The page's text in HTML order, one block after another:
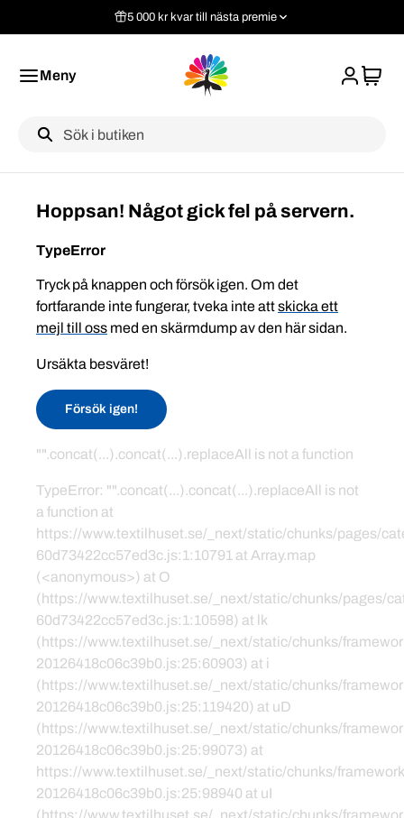
5 000 kr kvar till nästa premie
Meny
Label
Hoppsan! Något gick fel på servern.
TypeError
Tryck på knappen och försök igen. Om det
fortfarande inte fungerar, tveka inte attskicka ett
mejl till oss med en skärmdump av den här sidan.
Ursäkta besväret!
Försök igen!
"".concat(...).concat(...).replaceAll is not a function
TypeError: "".concat(...).concat(...).replaceAll is not
a function at
https://www.textilhuset.se/_next/static/chunks/pages/
60d73422cc57ed3c.js:1:10791 at Array.map
(<anonymous>) at O
(https://www.textilhuset.se/_next/static/chunks/pages/
60d73422cc57ed3c.js:1:10598) at lk
(https://www.textilhuset.se/_next/static/chunks/
20126418c06c39b0.js:25:60903) at i
(https://www.textilhuset.se/_next/static/chunks/
20126418c06c39b0.js:25:119420) at uD
(https://www.textilhuset.se/_next/static/chunks/
20126418c06c39b0.js:25:99073) at
https://www.textilhuset.se/_next/static/chunks/
20126418c06c39b0.js:25:98940 at uI
(https://www.textilhuset.se/_next/static/chunks/